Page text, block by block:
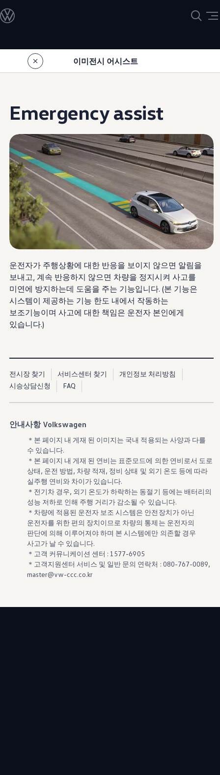
main
content
to
footer
ID. Technology & 배터리
폭스바겐의 전기차 전용 플랫폼 (MEB)
Heat pump system
배터리 시스템
지속 가능성
ID. 라이프 사이클 진단
테크놀로지
운전자 보조 시스템
안전 및 편의 사양
오너 & 서비스
My Volkswagen App
온라인 서비스 예약
사고수리 견적 서비스
서비스 및 부품
서비스 플러스
서비스 패키지
보증 연장 프로그램
모빌리티 개런티
사고차량 지원 프로그램
자기부담금 지원 프로그램
폭스바겐 순정 부품
내 차 서비스
ID 서비스
내비게이션 업데이트
장거리 운행
이전 모델
액세서리
사고 고장 가이드
프로모션 & 뉴스
뉴스
이달의 프로모션
폭스바겐 인증 중고차
이미전시 어시스트
Emergency assist
운전자가 주행상황에 대한 반응을 보이지 않으면 알림을
보내고, 계속 반응하지 않으면 차량을 정지시켜 사고를
미연에 방지하는데 도움을 주는 기능입니다. (본 기능은
시스템이 제공하는 기능 한도 내에서 작동하는
보조기능이며 사고에 대한 책임은 운전자 본인에게
있습니다.)
전시장 찾기 서비스센터 찾기
개인정보 처리방침
시승상담신청
FAQ
안내사항 Volkswagen
＊본 페이지 내 게재 된 이미지는 국내 적용되는 사양과 다를
수 있습니다.
＊본 페이지 내 게재 된 연비는 표준모드에 의한 연비로서 도로
상태, 운전 방법, 차량 적재, 정비 상태 및 외기 온도 등에 따라
실주행 연비와 차이가 있습니다.
＊전기차 경우, 외기 온도가 하락하는 동절기 등에는 배터리의
성능 저하로 인해 주행 거리가 감소될 수 있습니다.
＊차량에 적용된 운전자 보조 시스템은 안전장치가 아닌
운전자를 위한 편의 장치이므로 차량의 통제는 운전자의
판단에 의해 이루어져야 하며 본 시스템에만 의존할 경우
사고가 날 수 있습니다.
＊고객 커뮤니케이션 센터 : 1577-6905
＊고객지원센터 서비스 및 일반 문의 연락처 : 080-767-0089,
master@vw-ccc.co.kr